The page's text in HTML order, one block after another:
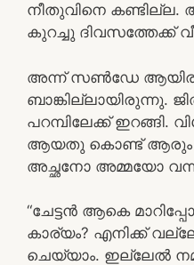
നീതുവിനെ
കുറച്ചു ദിവസത്തേക്ക്
അന്ന് സൺഡേ
ബാങ്കില്ലായിരുന്നു.
പറമ്പിലേക്ക് ഇറങ്ങി.
ആയതു കൊണ്ട് ആരും
അച്ഛനോ അമ്മയോ
“ചേട്ടൻ ആകെ
കാര്യം? എനിക്ക്
ചെയ്യാം. ഇല്ലേൽ